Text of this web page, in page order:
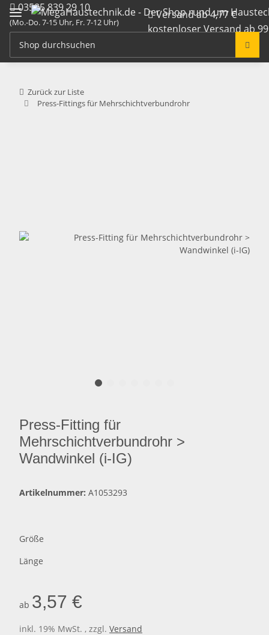
03585 839 29 10
(Mo.-Do. 7-15 Uhr, Fr. 7-12 Uhr)
info@megahaustechnik.de
Versand ab 4,77 €
kostenloser Versand ab
Zurück zur Liste
Press-Fittings für Mehrschichtverbundrohr
Press-Fitting für
Mehrschichtverbundrohr >
Wandwinkel (i-IG)
Artikelnummer: A1053293
Größe
Länge
ab 3,57 €
inkl. 19% MwSt. , zzgl. Versand